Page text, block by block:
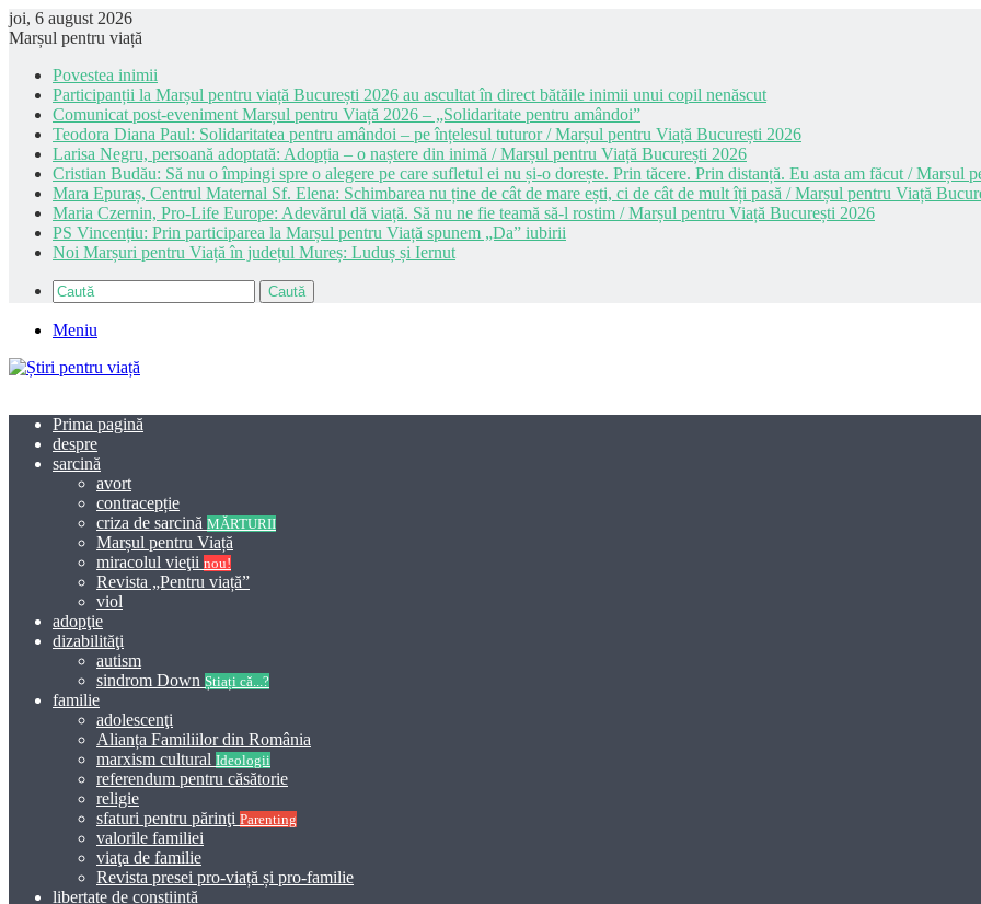
joi, 6 august 2026
Marșul pentru viață
Povestea inimii
Participanții la Marșul pentru viață București 2026 au ascultat în direct bătăile inimii unui copil nenăscut
Comunicat post-eveniment Marșul pentru Viață 2026 – „Solidaritate pentru amândoi”
Teodora Diana Paul: Solidaritatea pentru amândoi – pe înțelesul tuturor / Marșul pentru Viață București 2026
Larisa Negru, persoană adoptată: Adopția – o naștere din inimă / Marșul pentru Viață București 2026
Cristian Budău: Să nu o împingi spre o alegere pe care sufletul ei nu și-o dorește. Prin tăcere. Prin distanță. Eu asta am făcut / Marșul
Mara Epuraș, Centrul Maternal Sf. Elena: Schimbarea nu ține de cât de mare ești, ci de cât de mult îți pasă / Marșul pentru Viață
Maria Czernin, Pro-Life Europe: Adevărul dă viață. Să nu ne fie teamă să-l rostim / Marșul pentru Viață București 2026
PS Vincențiu: Prin participarea la Marșul pentru Viață spunem „Da” iubirii
Noi Marșuri pentru Viață în județul Mureș: Luduș și Iernut
Caută
Meniu
Prima pagină
despre
sarcină
avort
contracepție
criza de sarcină MĂRTURII
Marșul pentru Viață
miracolul vieţii nou!
Revista „Pentru viață”
viol
adopţie
dizabilităţi
autism
sindrom Down Știați că...?
familie
adolescenţi
Alianța Familiilor din România
marxism cultural Ideologii
referendum pentru căsătorie
religie
sfaturi pentru părinţi Parenting
valorile familiei
viaţa de familie
Revista presei pro-viață și pro-familie
libertate de conștiință